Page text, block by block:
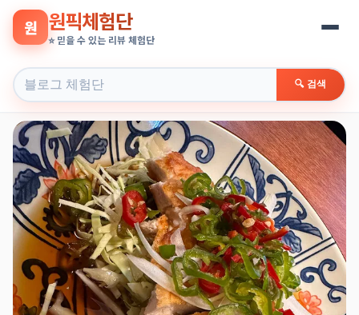
원 원픽체험단
⭐ 믿을 수 있는 리뷰 체험단
🔍 검색